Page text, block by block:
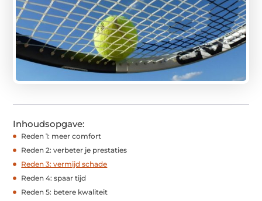
Inhoudsopgave:
Reden 1: meer comfort
Reden 2: verbeter je prestaties
Reden 3: vermijd schade
Reden 4: spaar tijd
Reden 5: betere kwaliteit